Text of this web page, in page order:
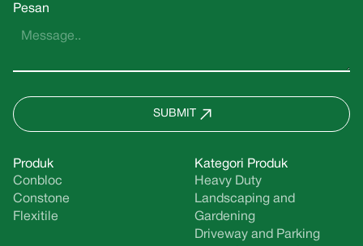
Pesan
SUBMIT
Produk
Conbloc
Constone
Flexitile
Kategori Produk
Heavy Duty
Landscaping and
Gardening
Driveway and Parking